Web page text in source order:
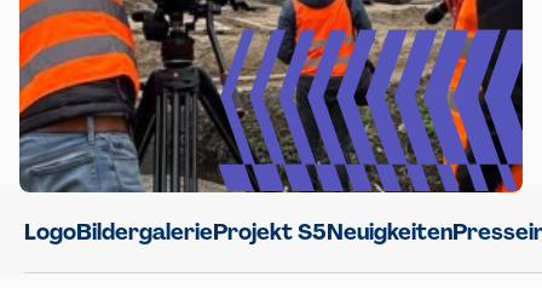
LogoBildergalerieProjekt S5Neuigkeiten